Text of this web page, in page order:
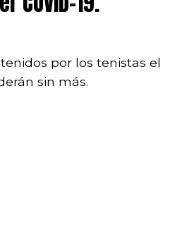
por los tenistas el
sin más.